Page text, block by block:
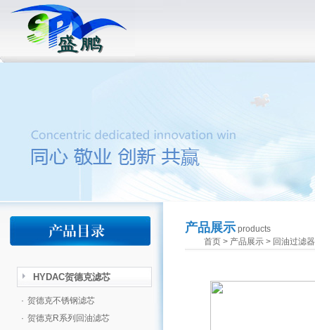
HYDAC贺德克滤芯
· 贺德克不锈钢滤芯
· 贺德克R系列回油滤芯
产品展示products
首页> 产品展示> 回油过滤